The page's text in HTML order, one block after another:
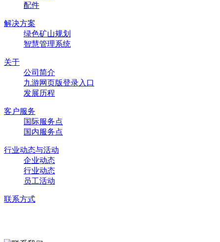
配件
解决方案
绿色矿山规划
智慧管理系统
关于
公司简介
九游网页版登录入口
发展历程
客户服务
国际服务点
国内服务点
行业动态与活动
企业动态
行业动态
员工活动
联系方式